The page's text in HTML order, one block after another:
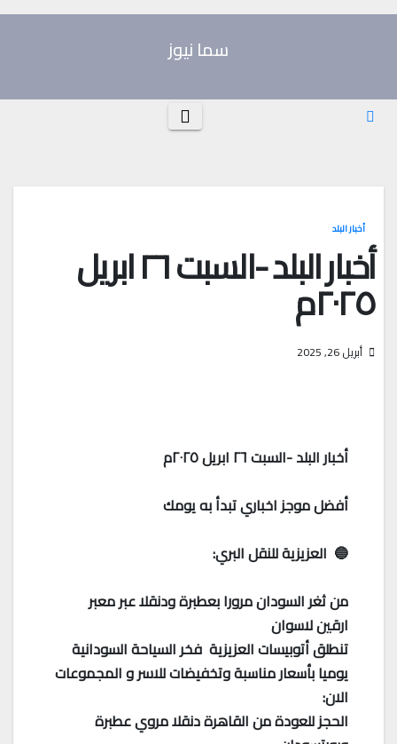
Skip
سما نيوز
أخبار البلد
أخبار البلد -السبت ٢٦ ابريل
٢٠٢٥م
أبريل 26, 2025
أخبار البلد -السبت ٢٦ ابريل ٢٠٢٥م
أفضل موجز اخباري تبدأ به يومك
🔵 العزيزية للنقل البري:
من ثغر السودان مرورا بعطبرة ودنقلا عبر معبر
ارقين لاسوان
تنطلق أتوبيسات العزيزية فخر السياحة السودانية
يوميا بأسعار مناسبة وتخفيضات للاسر و المجموعات
الان:
الحجز للعودة من القاهرة دنقلا مروي عطبرة